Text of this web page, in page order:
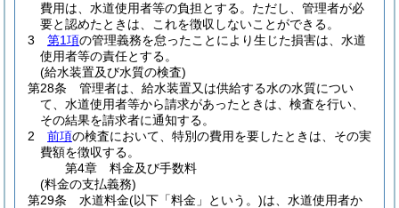
費用は、水道使用者等の負担とする。 ただし、管理者が必
要と認めたときは、これを徴収しないことができる。
3
第1項の管理義務を怠ったことにより生じた損害は、水道
使用者等の責任とする。
(給水装置及び水質の検査)
第28条
管理者は、給水装置又は供給する水の水質につい
て、水道使用者等から請求があったときは、検査を行い、
その結果を請求者に通知する。
2
前項の検査において、特別の費用を要したときは、その実
費額を徴収する。
第4章
料金及び手数料
(料金の支払義務)
第29条
水道料金(以下「料金」という。)は、水道使用者か